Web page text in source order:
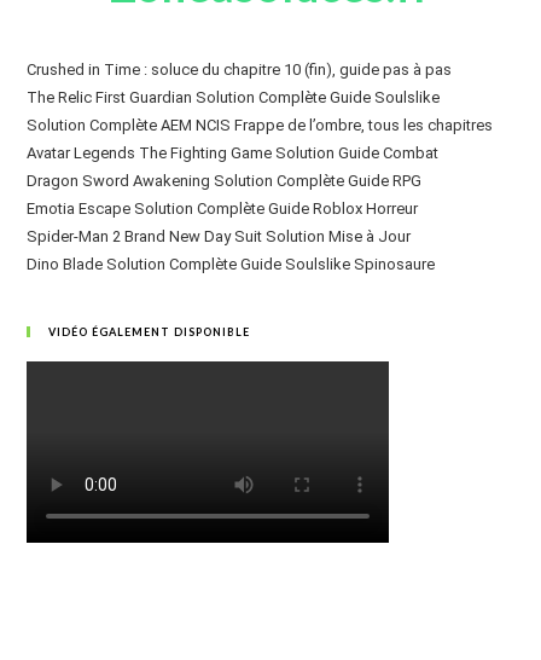
Crushed in Time : soluce du chapitre 10 (fin), guide pas à pas
The Relic First Guardian Solution Complète Guide Soulslike
Solution Complète AEM NCIS Frappe de l’ombre, tous les chapitres
Avatar Legends The Fighting Game Solution Guide Combat
Dragon Sword Awakening Solution Complète Guide RPG
Emotia Escape Solution Complète Guide Roblox Horreur
Spider-Man 2 Brand New Day Suit Solution Mise à Jour
Dino Blade Solution Complète Guide Soulslike Spinosaure
VIDÉO ÉGALEMENT DISPONIBLE